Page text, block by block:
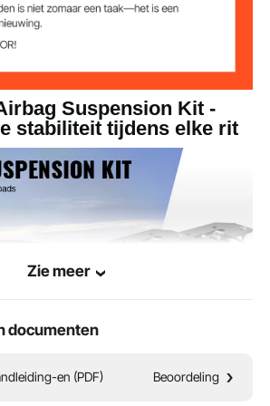
airbagaansluiting
Airbag
10,06 kg, ±3%
Φ5,7"x6,1"/Φ146x155 mm
Suspension Kit -
stabiliteit tijdens elke rit
Zie meer
documenten
en (PDF) Beoordeling